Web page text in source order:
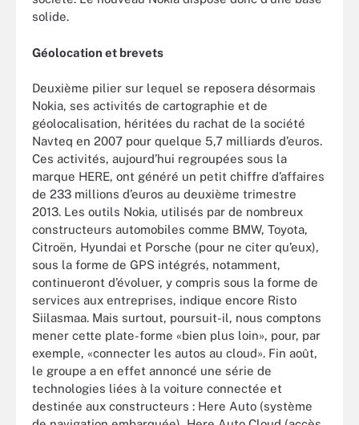
solide.
Géolocation et brevets
Deuxième pilier sur lequel se reposera désormais
Nokia, ses activités de cartographie et de
géolocalisation, héritées du rachat de la société
Navteq en 2007 pour quelque 5,7 milliards d’euros.
Ces activités, aujourd’hui regroupées sous la
marque HERE, ont généré un petit chiffre d’affaires
de 233 millions d’euros au deuxième trimestre
2013. Les outils Nokia, utilisés par de nombreux
constructeurs automobiles comme BMW, Toyota,
Citroën, Hyundai et Porsche (pour ne citer qu’eux),
sous la forme de GPS intégrés, notamment,
continueront d’évoluer, y compris sous la forme de
services aux entreprises, indique encore Risto
Siilasmaa. Mais surtout, poursuit-il, nous comptons
mener cette plate-forme «bien plus loin», pour, par
exemple, «connecter les autos au cloud». Fin août,
le groupe a en effet annoncé une série de
technologies liées à la voiture connectée et
destinée aux constructeurs : Here Auto (système